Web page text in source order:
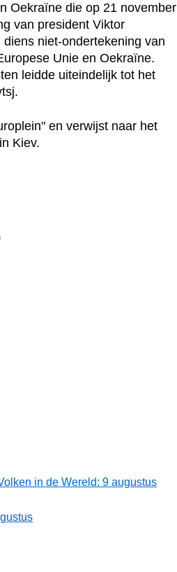
Oekraïne die op 21 november
van president Viktor
niet-ondertekening van
Unie en Oekraïne.
leidde uiteindelijk tot het
en verwijst naar het
Kiev.
in de Wereld: 9 augustus